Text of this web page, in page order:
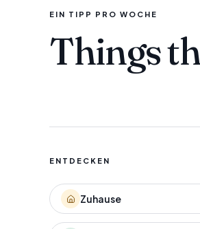
EIN TIPP PRO WOCHE
Things
ENTDECKEN
Zuhause